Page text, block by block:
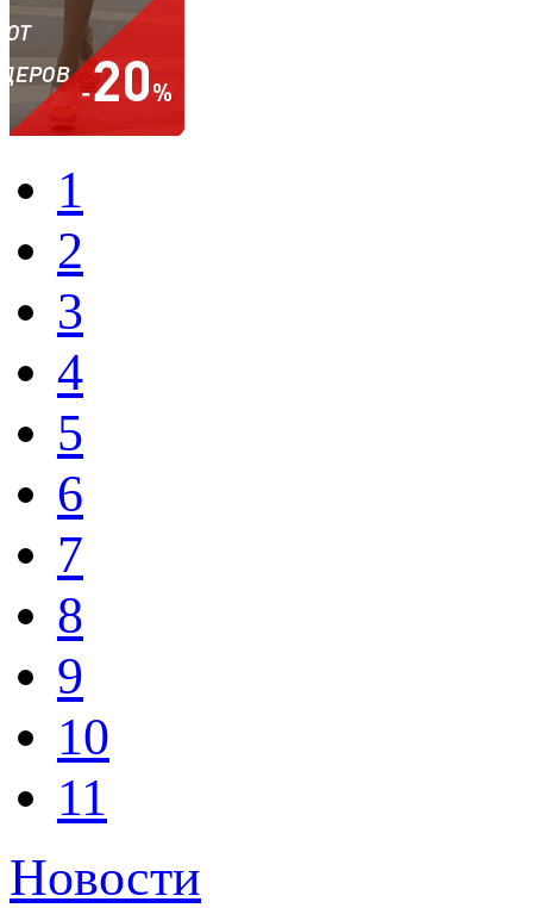
1
2
3
4
5
6
7
8
9
10
11
Новости